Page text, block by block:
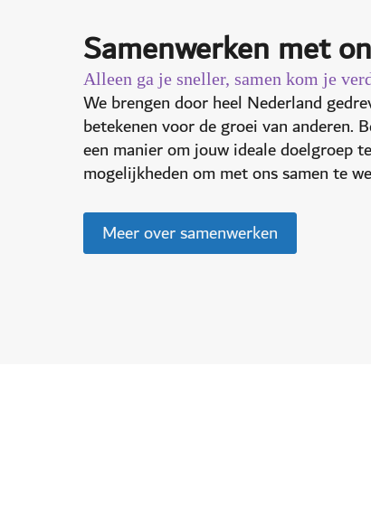
Samenwerken met
Alleen ga je sneller, samen kom je
We brengen door heel Nederland
betekenen voor de groei van anderen.
een manier om jouw ideale doelgroep
mogelijkheden om met ons samen te
Meer over samenwerken